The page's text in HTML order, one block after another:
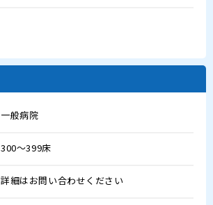
一般病院
300～399床
詳細はお問い合わせください